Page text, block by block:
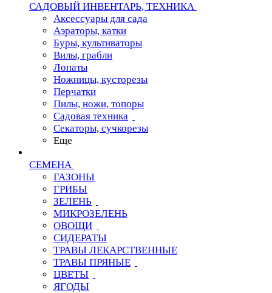
САДОВЫЙ ИНВЕНТАРЬ, ТЕХНИКА
Аксессуары для сада
Аэраторы, катки
Буры, культиваторы
Вилы, грабли
Лопаты
Ножницы, кусторезы
Перчатки
Пилы, ножи, топоры
Садовая техника
Секаторы, сучкорезы
Еще
СЕМЕНА
ГАЗОНЫ
ГРИБЫ
ЗЕЛЕНЬ
МИКРОЗЕЛЕНЬ
ОВОЩИ
СИДЕРАТЫ
ТРАВЫ ЛЕКАРСТВЕННЫЕ
ТРАВЫ ПРЯНЫЕ
ЦВЕТЫ
ЯГОДЫ